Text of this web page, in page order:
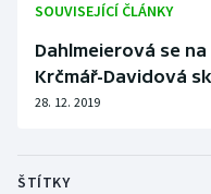
SOUVISEJÍCÍ ČLÁNKY
Dahlmeierová se
Krčmář-Davidová
28. 12. 2019
ŠTÍTKY